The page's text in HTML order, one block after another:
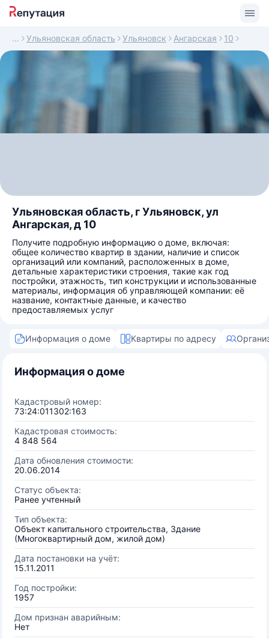
Ульяновская область Ульяновск Ангарская 10
Ульяновская область, г Ульяновск, ул
Ангарская, д 10
Получите подробную информацию о доме, включая:
общее количество квартир в здании, наличие и список
организаций или компаний, расположенных в доме,
детальные характеристики строения, такие как год
постройки, этажность, тип конструкции и использованные
материалы, информация об управляющей компании: её
название, контактные данные, и качество
предоставляемых услуг
Информация о доме Квартиры по адресу
Информация о доме
Кадастровый номер:
73:24:011302:163
Кадастровая стоимость:
4 848 564
Дата обновления стоимости:
20.06.2014
Статус объекта:
Ранее учтенный
Тип объекта:
Объект капитального строительства, Здание
(Многоквартирный дом, жилой дом)
Дата постановки на учёт:
15.11.2011
Год постройки:
1957
Дом признан аварийным:
Нет